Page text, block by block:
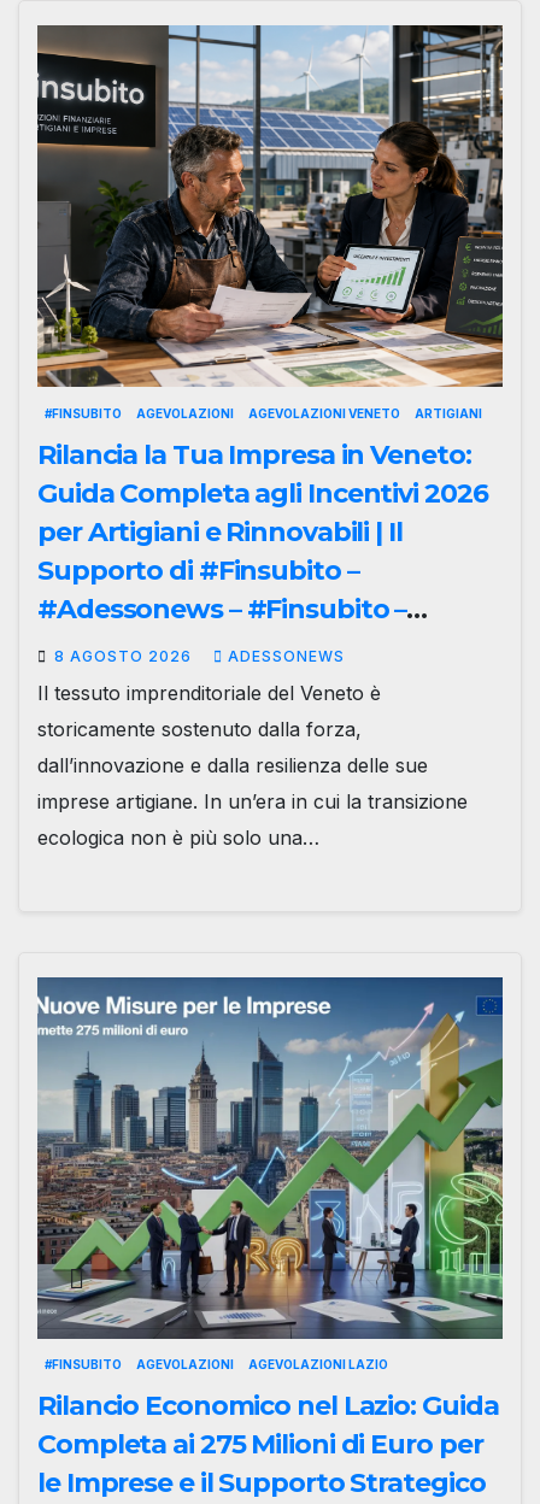
#FINSUBITO AGEVOLAZIONI AGEVOLAZIONI VENETO ARTIGIANI
Rilancia la Tua Impresa in Veneto:
Guida Completa agli Incentivi 2026
per Artigiani e Rinnovabili | Il
Supporto di #Finsubito –
#Adessonews – #Finsubito –
Adessonews
8 AGOSTO 2026 ADESSONEWS
Il tessuto imprenditoriale del Veneto è
storicamente sostenuto dalla forza,
dall’innovazione e dalla resilienza delle sue
imprese artigiane. In un’era in cui la transizione
ecologica non è più solo una…
#FINSUBITO AGEVOLAZIONI AGEVOLAZIONI LAZIO
Rilancio Economico nel Lazio: Guida
Completa ai 275 Milioni di Euro per
le Imprese e il Supporto Strategico